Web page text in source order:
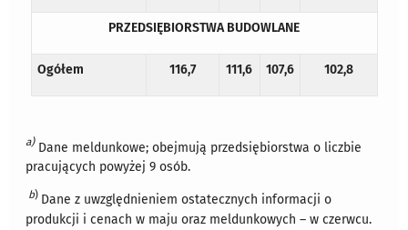
PRZEDSIĘBIORSTWA BUDOWLANE
Ogółem 116,7 111,6 107,6 102,8
a)Dane meldunkowe; obejmują przedsiębiorstwa o liczbie
pracujących powyżej 9 osób.
b) Dane z uwzględnieniem ostatecznych informacji o
produkcji i cenach w maju oraz meldunkowych – w czerwcu.